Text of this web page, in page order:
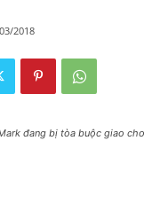
2018
đang bị tòa buộc giao